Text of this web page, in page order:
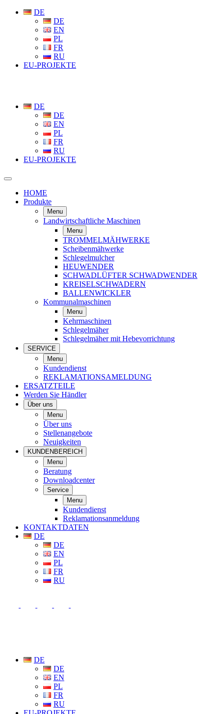
DE
DE
EN
PL
FR
RU
EU-PROJEKTE
DE
DE
EN
PL
FR
RU
EU-PROJEKTE
HOME
Produkte
Menu
Landwirtschaftliche Maschinen
Menu
TROMMELMÄHWERKE
Scheibenmähwerke
Schlegelmulcher
HEUWENDER
SCHWADLÜFTER SCHWADWENDER
KREISELSCHWADERN
BALLENWICKLER
Kommunalmaschinen
Menu
Kehrmaschinen
Schlegelmäher
Schlegelmäher mit Hebevorrichtung
SERVICE
Menu
Kundendienst
REKLAMATIONSAMELDUNG
ERSATZTEILE
Werden Sie Händler
Über uns
Menu
Über uns
Stellenangebote
Neuigkeiten
KUNDENBEREICH
Menu
Beratung
Downloadcenter
Service
Menu
Kundendienst
Reklamationsanmeldung
KONTAKTDATEN
DE
DE
EN
PL
FR
RU
DE
DE
EN
PL
FR
RU